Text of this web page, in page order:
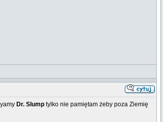
Dr. Slump tylko nie pamiętam żeby poza Ziemię